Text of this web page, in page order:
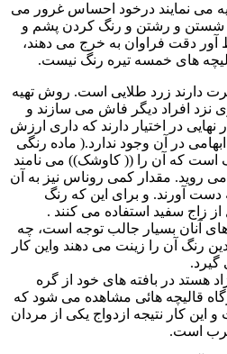
می نمایند درخود احساس غرور می
شستن و رشتن و رنگ کردن پشم و
آور دقت فراوان به خرج می دهند،
های خمسه تیره رنگ نیست.
دارند زرد طلایی است. روش تهیه
نزد افراد دیگر فاش می سازند و
نهایی در اختیار دارند که داری ارزش
در آن وجود ندارد.( ماده رنگی
است که آن را (( کاوشک)) می نامند
روید. مقدار کمی روناس نیز به آن
دست آورند. و برای این که رنگ
زاج سفید استفاده می کنند .
آنان بسیار جالب توجه است، چه
رنگ آن را زینت می دهند واین کار
گیرد.
هستد در بافته های خود از گره
قالیچه هائی مشاهده می شود که
این کار نتیجه ازدواج یکی از مردان
عرب است.